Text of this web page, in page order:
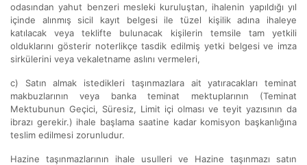
odasından yahut benzeri mesleki kuruluştan, ihalenin yapıldığı yıl
içinde alınmış sicil kayıt belgesi ile tüzel kişilik adına ihaleye
katılacak veya teklifte bulunacak kişilerin temsile tam yetkili
olduklarını gösterir noterlikçe tasdik edilmiş yetki belgesi ve imza
sirkülerini veya vekaletname aslını vermeleri,
c) Satın almak istedikleri taşınmazlara ait yatıracakları teminat
makbuzlarının veya banka teminat mektuplarının (Teminat
Mektubunun Geçici, Süresiz, Limit içi olması ve teyit yazısının da
ibrazı gerekir.) ihale başlama saatine kadar komisyon başkanlığına
teslim edilmesi zorunludur.
Hazine taşınmazlarının ihale usulleri ve Hazine taşınmazı satın